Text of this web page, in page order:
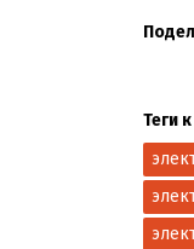
Теги